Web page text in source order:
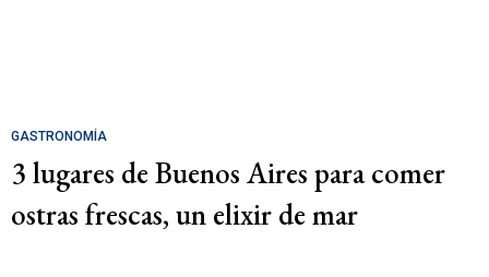
GASTRONOMÍA
3 lugares de Buenos Aires para comer
ostras frescas, un elixir de mar